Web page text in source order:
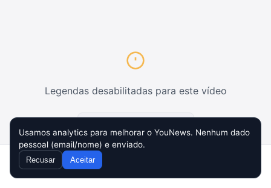
Legendas desabilitadas para este vídeo
Tentar novamente
Usamos analytics para melhorar o YouNews. Nenhum dado
pessoal (email/nome) e enviado.
Recusar Aceitar